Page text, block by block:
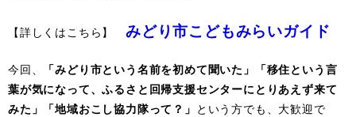
【詳しくはこちら】 みどり市こどもみらいガイド
今回、
「みどり市という名前を初めて聞いた」「移住という言
葉が気になって、ふるさと回帰支援センターにとりあえず来て
みた」「地域おこし協力隊って？」
という方でも、大歓迎で